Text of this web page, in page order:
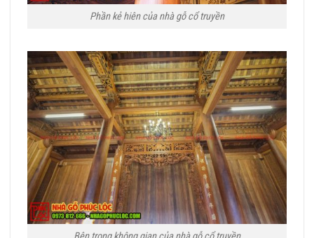
Phần kẻ hiên của nhà gỗ cổ truyền